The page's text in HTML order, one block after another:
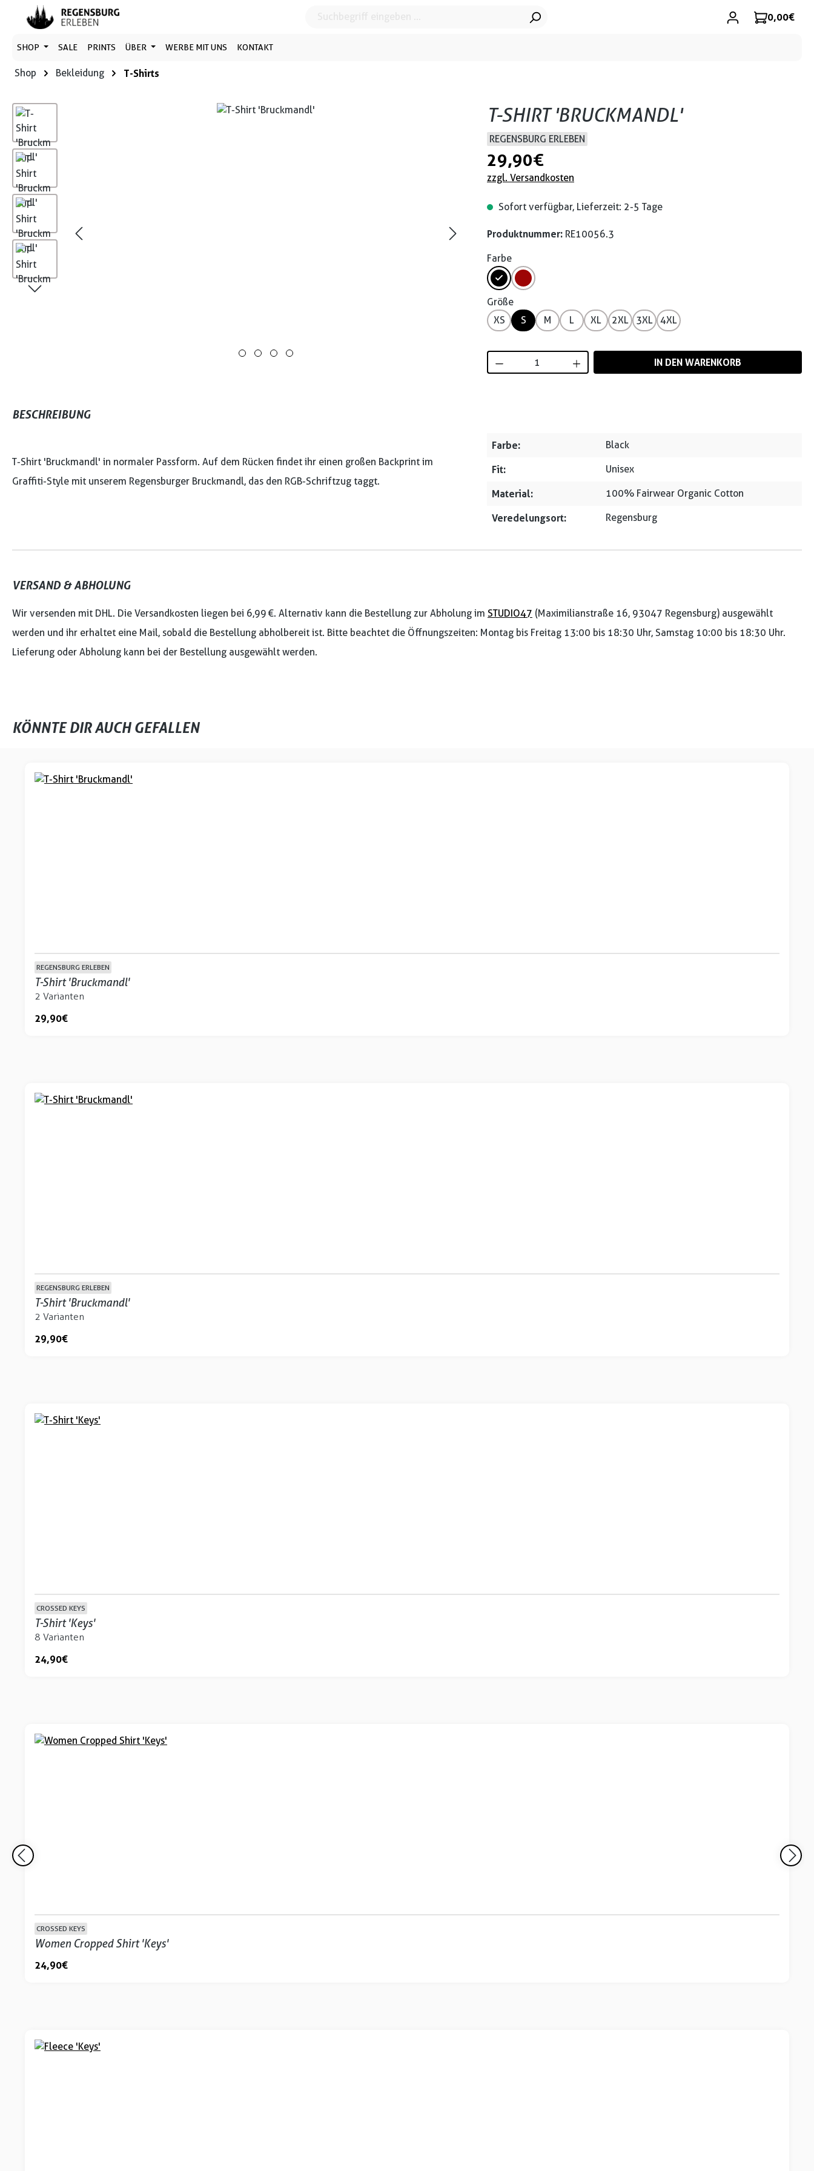
Hauptinhalt springen
Zur Suche springen
Zur Hauptnavigation springen 0,00 €
SHOP SALE PRINTS ÜBER WERBE MIT UNS KONTAKT
Shop Bekleidung T-Shirts
Bildergalerie überspringen T-SHIRT 'BRUCKMANDL'
REGENSBURG ERLEBEN
29,90 €
zzgl. Versandkosten
Sofort verfügbar, Lieferzeit: 2-5 Tage
Produktnummer: RE10056.3
Farbe
Größe
XS
S M L XL 2XL 3XL 4XL
Produkt Anzahl: Gib den gewünschten Wert ein
IN DEN WARENKORB
BESCHREIBUNG
T-Shirt 'Bruckmandl' in normaler Passform. Auf dem Rücken findet ihr einen großen Backprint im
Graffiti-Style mit unserem Regensburger Bruckmandl, das den RGB-Schriftzug taggt.
Farbe: Black
Fit: Unisex
Material: 100% Fairwear Organic Cotton
Veredelungsort: Regensburg
VERSAND & ABHOLUNG
Wir versenden mit DHL. Die Versandkosten liegen bei 6,99 €. Alternativ kann die Bestellung zur Abholung im STUDIO47 (Maximilianstraße 16, 93047 Regensburg) ausgewählt
werden und ihr erhaltet eine Mail, sobald die Bestellung abholbereit ist. Bitte beachtet die Öffnungszeiten: Montag bis Freitag 13:00 bis 18:30 Uhr, Samstag 10:00 bis 18:30 Uhr.
Lieferung oder Abholung kann bei der Bestellung ausgewählt werden.
KÖNNTE DIR AUCH GEFALLEN
REGENSBURG ERLEBEN
T-Shirt 'Bruckmandl'
2 Varianten
29,90 €
REGENSBURG ERLEBEN
T-Shirt 'Bruckmandl'
2 Varianten
29,90 €
CROSSED KEYS
T-Shirt 'Keys'
8 Varianten
24,90 €
CROSSED KEYS
Women Cropped Shirt 'Keys'
24,90 €